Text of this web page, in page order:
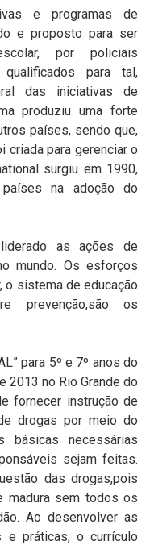
e programas de
e proposto para ser
por policiais
para tal,
das iniciativas de
produziu uma forte
países, sendo que,
criada para gerenciar o
surgiu em 1990,
na adoção do
as ações de
mundo. Os esforços
o sistema de educação
prevenção,são os
para 5º e 7º anos do
2013 no Rio Grande do
fornecer instrução de
drogas por meio do
básicas necessárias
sejam feitas.
das drogas,pois
madura sem todos os
Ao desenvolver as
e práticas, o currículo